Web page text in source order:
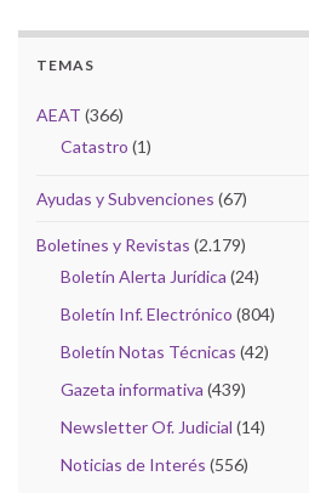
TEMAS
AEAT (366)
Catastro (1)
Ayudas y Subvenciones (67)
Boletines y Revistas (2.179)
Boletín Alerta Jurídica (24)
Boletín Inf. Electrónico (804)
Boletín Notas Técnicas (42)
Gazeta informativa (439)
Newsletter Of. Judicial (14)
Noticias de Interés (556)